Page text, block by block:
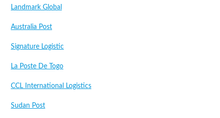
Landmark Global
Australia Post
Signature Logistic
La Poste De Togo
CCL International Logistics
Sudan Post